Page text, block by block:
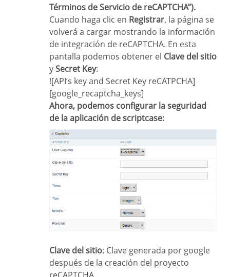
Términos de Servicio de reCAPTCHA”).
Cuando haga clic en Registrar, la página se
volverá a cargar mostrando la información
de integración de reCAPTCHA. En esta
pantalla podemos obtener el Clave del sitio
ySecret Key:
![API’s key and Secret Key reCATPCHA]
[google_recaptcha_keys]
Ahora, podemos configurar la seguridad
de la aplicación de scriptcase:
Clave del sitio: Clave generada por google
después de la creación del proyecto